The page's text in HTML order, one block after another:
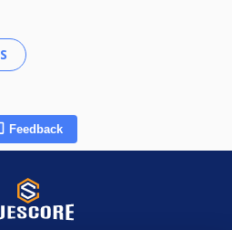
Feedback